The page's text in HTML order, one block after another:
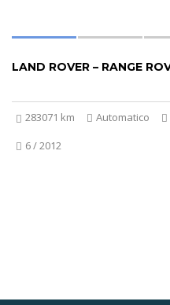
283071 km Automatico
6 / 2012